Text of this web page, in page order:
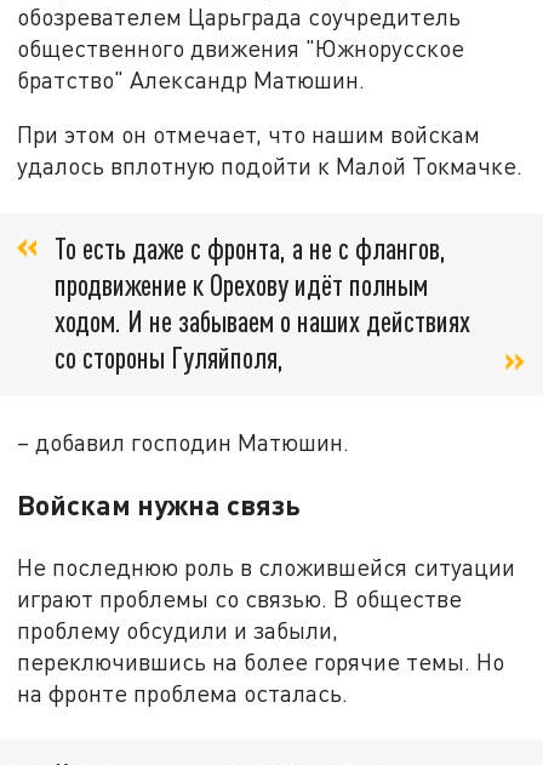
обозревателем Царьграда соучредитель
общественного движения "Южнорусское
братство" Александр Матюшин.
При этом он отмечает, что нашим войскам
удалось вплотную подойти к Малой Токмачке.
То есть даже с фронта, а не с флангов,
продвижение к Орехову идёт полным
ходом. И не забываем о наших действиях
со стороны Гуляйполя,
– добавил господин Матюшин.
Войскам нужна связь
Не последнюю роль в сложившейся ситуации
играют проблемы со связью. В обществе
проблему обсудили и забыли,
переключившись на более горячие темы. Но
на фронте проблема осталась.